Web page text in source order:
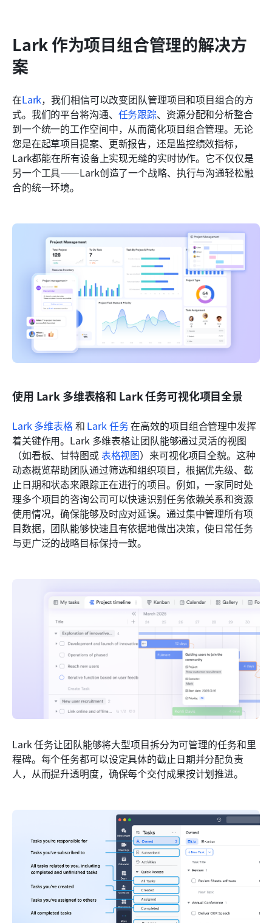
Lark 作为项目组合管理的解决方
案
在Lark，我们相信可以改变团队管理项目和项目组合的方
式。我们的平台将沟通、 任务跟踪、资源分配和分析整合
到一个统一的工作空间中，从而简化项目组合管理。无论
您是在起草项目提案、更新报告，还是监控绩效指标，
Lark都能在所有设备上实现无缝的实时协作。它不仅仅是
另一个工具——Lark创造了一个战略、执行与沟通轻松融
合的统一环境。
使用 Lark 多维表格和 Lark 任务可视化项目全景
Lark 多维表格 和 Lark 任务 在高效的项目组合管理中发挥
着关键作用。Lark 多维表格让团队能够通过灵活的视图
（如看板、甘特图或 表格视图）来可视化项目全貌。这种
动态概览帮助团队通过筛选和组织项目，根据优先级、截
止日期和状态来跟踪正在进行的项目。例如，一家同时处
理多个项目的咨询公司可以快速识别任务依赖关系和资源
使用情况，确保能够及时应对延误。通过集中管理所有项
目数据，团队能够快速且有依据地做出决策，使日常任务
与更广泛的战略目标保持一致。
Lark 任务让团队能够将大型项目拆分为可管理的任务和里
程碑。每个任务都可以设定具体的截止日期并分配负责
人，从而提升透明度，确保每个交付成果按计划推进。